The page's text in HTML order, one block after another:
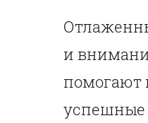
и
помогают
успешные